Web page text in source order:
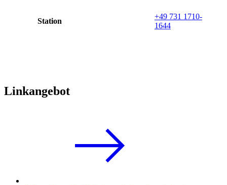
Station
+49 731 1710-
1644
Linkangebot